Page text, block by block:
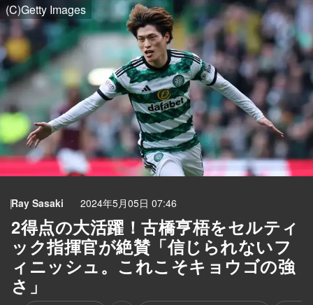
(C)Getty Images
Ray Sasaki 2024年5月05日 07:46
2得点の大活躍！古橋亨梧をセルティ
ック指揮官が絶賛「信じられないフ
ィニッシュ。これこそキョウゴの強
さ」